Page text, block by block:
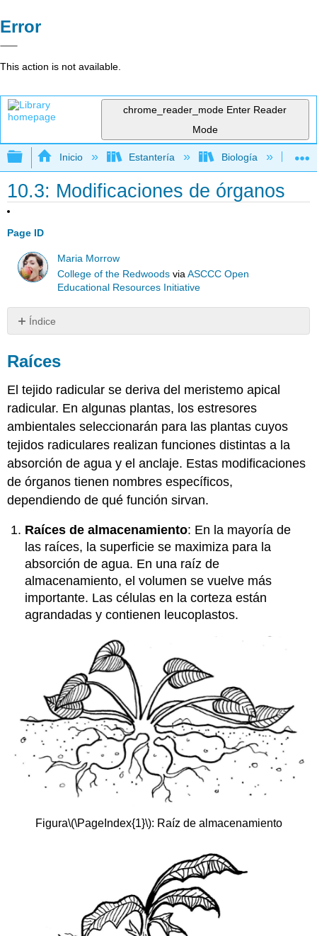
Error
This action is not available.
chrome_reader_mode Enter Reader
Mode
Expandir/contraer jerarquía global
Inicio Estantería Biología
10.3: Modificaciones de órganos
Page ID
Maria Morrow
College of the Redwoods viaASCCC Open
Educational Resources Initiative
Índice
Tallos
Otras
adaptaciones
de
plantas
Colaboradores
y
Atribuciones
Raíces
El tejido radicular se deriva del meristemo apical
radicular. En algunas plantas, los estresores
ambientales seleccionarán para las plantas cuyos
tejidos radiculares realizan funciones distintas a la
absorción de agua y el anclaje. Estas modificaciones
de órganos tienen nombres específicos,
dependiendo de qué función sirvan.
Raíces de almacenamiento: En la mayoría de
las raíces, la superficie se maximiza para la
absorción de agua. En una raíz de
almacenamiento, el volumen se vuelve más
importante. Las células en la corteza están
agrandadas y contienen leucoplastos.
Figura\(\PageIndex{1}\): Raíz de almacenamiento